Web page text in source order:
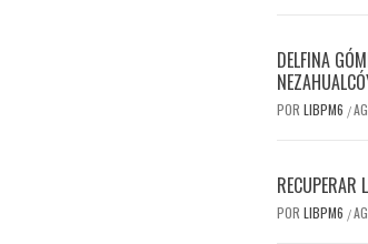
DELFINA
POR LIBPM6 /
RECUPERAR
POR LIBPM6 /